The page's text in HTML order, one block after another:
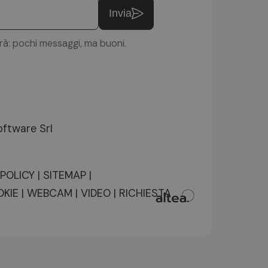
Invia
pochi messaggi, ma buoni.
Srl
| SITEMAP|
| WEBCAM | VIDEO| RICHIESTA